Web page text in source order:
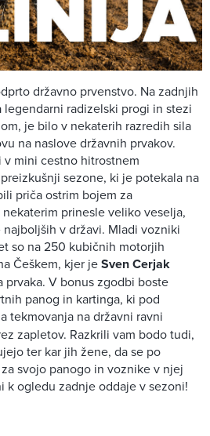
državno prvenstvo. Na zadnjih
radizelski progi in stezi
je bilo v nekaterih razredih sila
na naslove državnih prvakov.
mini cestno hitrostnem
sezone, ki je potekala na
priča ostrim bojem za
prinesle veliko veselja,
v državi. Mladi vozniki
so na 250 kubičnih motorjih
Češkem, kjer jeSven Cerjak
prvaka. V bonus zgodbi boste
panog in kartinga, ki pod
tekmovanja na državni ravni
zapletov. Razkrili vam bodo tudi,
ter kar jih žene, da se po
svojo panogo in voznike v njej
k ogledu zadnje oddaje v sezoni!